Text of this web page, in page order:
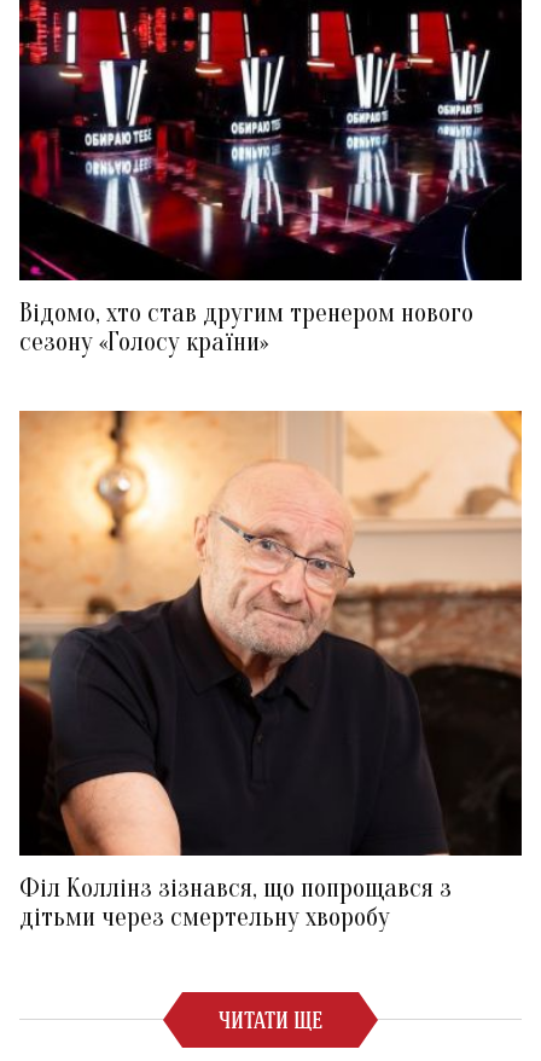
Відомо, хто став другим тренером нового
сезону «Голосу країни»
Філ Коллінз зізнався, що попрощався з
дітьми через смертельну хворобу
ЧИТАТИ ЩЕ